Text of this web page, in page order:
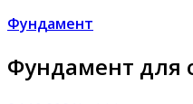
Фундамент
Фундамент для